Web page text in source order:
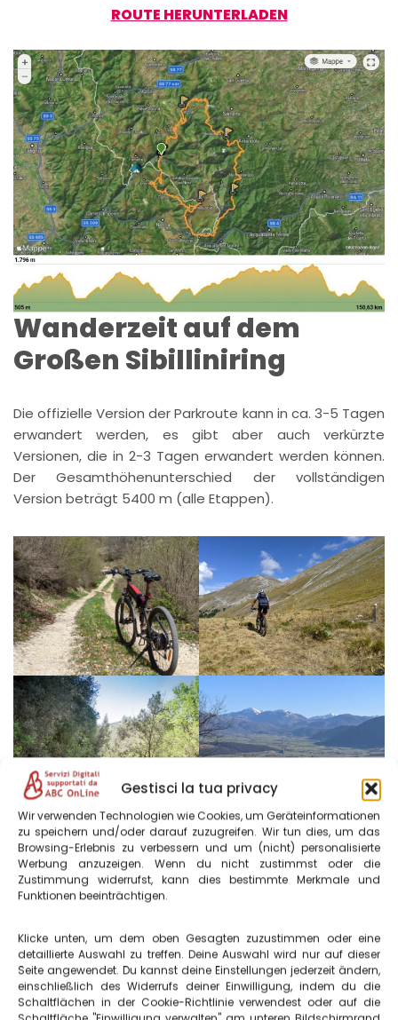
Gestisci la tua privacy
Wir verwenden Technologien wie Cookies, um Geräteinformationen
zu speichern und/oder darauf zuzugreifen. Wir tun dies, um das
Browsing-Erlebnis zu verbessern und um (nicht) personalisierte
Werbung anzuzeigen. Wenn du nicht zustimmst oder die
Zustimmung widerrufst, kann dies bestimmte Merkmale und
Funktionen beeinträchtigen.
Klicke unten, um dem oben Gesagten zuzustimmen oder eine
detaillierte Auswahl zu treffen. Deine Auswahl wird nur auf dieser
Seite angewendet. Du kannst deine Einstellungen jederzeit ändern,
einschließlich des Widerrufs deiner Einwilligung, indem du die
Schaltflächen in der Cookie-Richtlinie verwendest oder auf die
ROUTE HERUNTERLADEN
Wanderzeit auf dem
Großen Sibilliniring
Die offizielle Version der Parkroute kann in ca. 3-5 Tagen
erwandert werden, es gibt aber auch verkürzte
Versionen, die in 2-3 Tagen erwandert werden können.
Der Gesamthöhenunterschied der vollständigen
Version beträgt 5400 m (alle Etappen).
Fahrradpflege – nützliche
Informationen
Bei Mountainbiketouren, auch auf der offiziellen
Parkroute, können kleinere mechanische Probleme
auftreten. Dank der ortsansässigen Unternehmen ist es